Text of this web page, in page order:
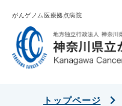
がんゲノム医療拠点病院
トップページ